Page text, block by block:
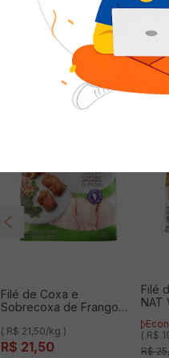
Quem viu
Filé de Coxa e
Sobrecoxa de Frango
( R$ 21,50/kg )
R$ 21,50
Filé
NAT
( R$
R$ 25